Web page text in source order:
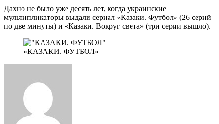
Дахно не было уже десять лет, когда украинские
мультипликаторы выдали сериал «Казаки. Футбол» (26 серий
по две минуты) и «Казаки. Вокруг света» (три серии вышло).
«КАЗАКИ. ФУТБОЛ»